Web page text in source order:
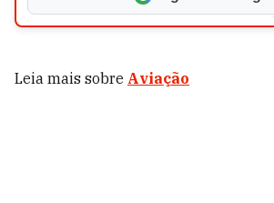
Leia mais sobre Aviação